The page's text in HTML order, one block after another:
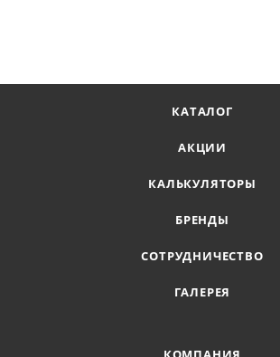
КАТАЛОГ
АКЦИИ
КАЛЬКУЛЯТОРЫ
БРЕНДЫ
СОТРУДНИЧЕСТВО
ГАЛЕРЕЯ